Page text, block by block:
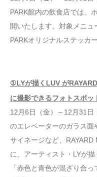
PARK館内の飲食店では、
開いたします。対象メニュ
PARKオリジナルステッカ
①LYが描くLUV が
に撮影できるフォトスポッ
12月6日（金）～12月31日
のエレベーターのガラス面
サイネージなど、RAYARD
に、アーティスト・LYが
「赤色と青色が混ざり合